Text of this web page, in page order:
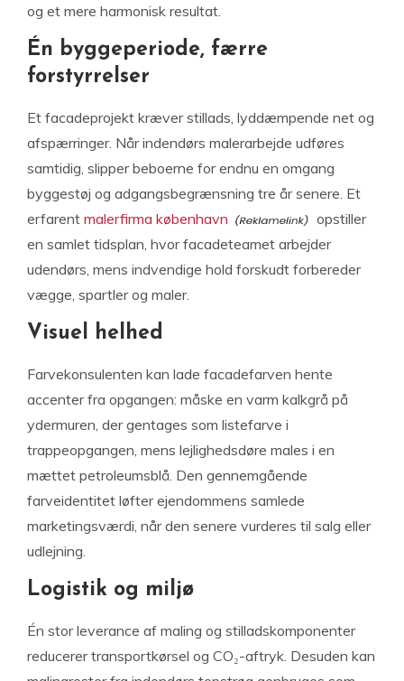
og et mere harmonisk resultat.
Én byggeperiode, færre
forstyrrelser
Et facadeprojekt kræver stillads, lyddæmpende net og
afspærringer. Når indendørs malerarbejde udføres
samtidig, slipper beboerne for endnu en omgang
byggestøj og adgangs­begrænsning tre år senere. Et
erfarent malerfirma københavn
opstiller
en samlet tidsplan, hvor facade­teamet arbejder
udendørs, mens indvendige hold forskudt forbereder
vægge, spartler og maler.
Visuel helhed
Farvekonsulenten kan lade facadefarven hente
accenter fra opgangen: måske en varm kalkgrå på
ydermuren, der gentages som listefarve i
trappeopgangen, mens lejlighedsdøre males i en
mættet petroleums­blå. Den gennemgående
farveidentitet løfter ejendommens samlede
marketingsværdi, når den senere vurderes til salg eller
udlejning.
Logistik og miljø
Én stor leverance af maling og stilladskomponenter
reducerer transportkørsel og CO₂-aftryk. Desuden kan